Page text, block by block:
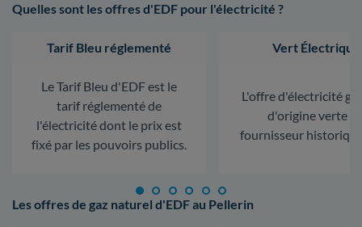
Quelles sont les offres d'EDF pour l'électricité ?
Tarif Bleu réglementé
Le Tarif Bleu d'EDF est le
tarif réglementé de
l'électricité dont le prix est
fixé par les pouvoirs publics.
Vert Électrique
L'offre d'électricité
d'origine verte
fournisseur
Les offres de gaz naturel d'EDF au Pellerin